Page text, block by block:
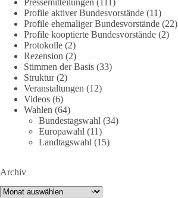
40 7 Auf
DieBasis
2 Tage(n) zuvor
⚡️ NATO-Gipfel in Ankara: Kriegskonferenz
Friedensgipfel!?
Anfang Juli 2026 trafen sich 32
Staats- und Regierungschefs zum NATO-
Verteidigungsbündnis der Welt und ein
Die Gipfelerklärung liest sich jedoch wie ein
Profile aktiver Bundesvorstände (11)
Profile ehemaliger Bundesvorstände (22)
Profile kooptierte Bundesvorstände (2)
Protokolle (2)
Rezension (2)
Stimmen der Basis (33)
Struktur(2)
Veranstaltungen (12)
Videos (6)
Wahlen (64)
Bundestagswahl (34)
Europawahl (11)
Landtagswahl (15)
Archiv
Archiv